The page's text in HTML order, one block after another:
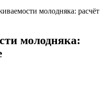
молодняка: расчёт
молодняка: